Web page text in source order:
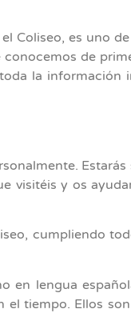
Coliseo, es uno
de
la información
Estarás
visitéis y os
cumpliendo
en lengua
tiempo. Ellos